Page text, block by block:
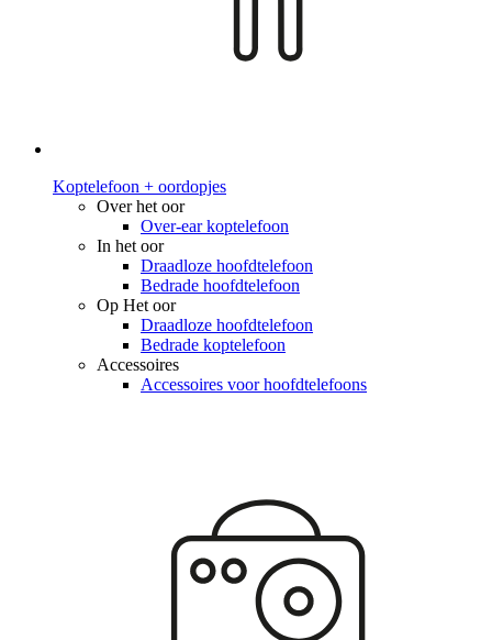
Koptelefoon + oordopjes
Over het oor
Over-ear koptelefoon
In het oor
Draadloze hoofdtelefoon
Bedrade hoofdtelefoon
Op Het oor
Draadloze hoofdtelefoon
Bedrade koptelefoon
Accessoires
Accessoires voor hoofdtelefoons